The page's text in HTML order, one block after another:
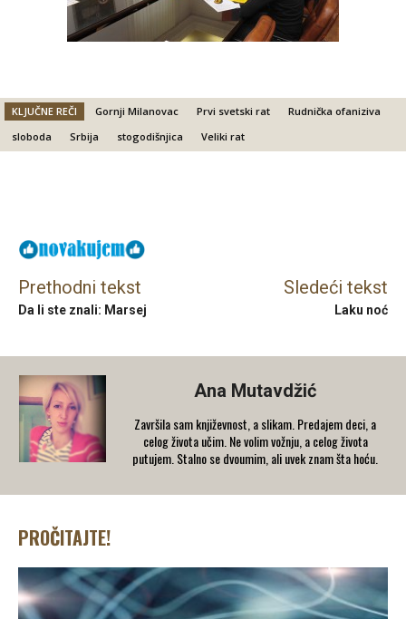
KLJUČNE REČI Gornji Milanovac Prvi svetski rat
Rudnička ofaniziva
sloboda
Srbija stogodišnjica Veliki rat
Prethodni tekst
Da li ste znali: Marsej
Sledeći tekst
Laku noć
Ana Mutavdžić
Završila sam književnost, a slikam. Predajem deci, a
celog života učim. Ne volim vožnju, a celog života
putujem. Stalno se dvoumim, ali uvek znam šta hoću.
PROČITAJTE!